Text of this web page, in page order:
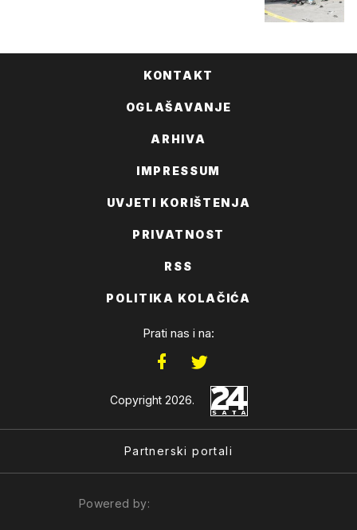
KONTAKT
OGLAŠAVANJE
ARHIVA
IMPRESSUM
UVJETI KORIŠTENJA
PRIVATNOST
RSS
POLITIKA KOLAČIĆA
Prati nas i na:
Copyright 2026.
Partnerski portali
Powered by: